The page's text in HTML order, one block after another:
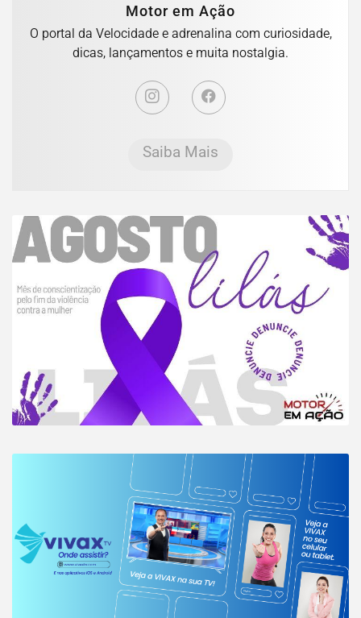
Motor em Ação
O portal da Velocidade e adrenalina com curiosidade,
dicas, lançamentos e muita nostalgia.
Saiba Mais